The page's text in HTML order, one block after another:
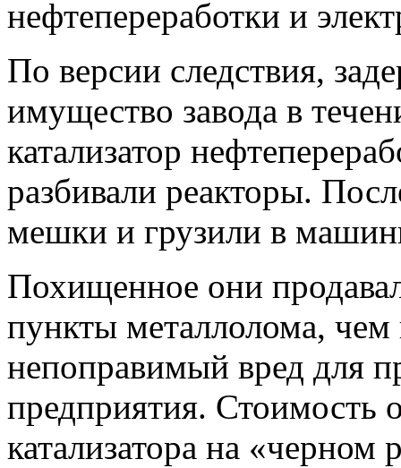
нефтепереработки и
По версии следствия,
имущество завода в
катализатор
разбивали реакторы.
мешки и грузили в
Похищенное они
пункты металлолома,
непоправимый вред для
предприятия. Стоимость
катализатора на «черном